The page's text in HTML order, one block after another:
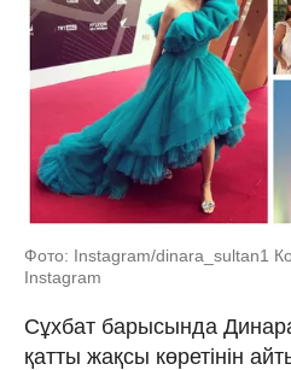
Фото: Instagram/dinara_sultan1
Instagram
Сұхбат барысында
қатты жақсы көретінін